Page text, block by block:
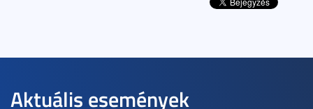
Aktuális események